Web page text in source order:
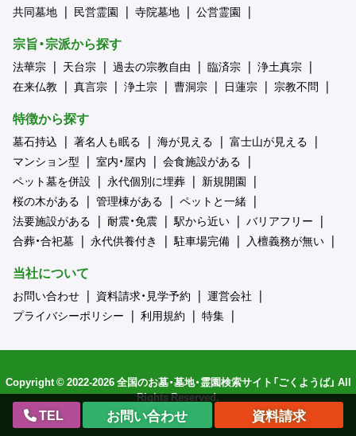
TEL お問い合わせ 資料請求
共同墓地 民営霊園 寺院墓地 公営霊園
宗旨・宗派から探す
法華宗 天台宗 過去の宗教自由 臨済宗
浄土真宗
在来仏教
真言宗 浄土宗 曹洞宗 日蓮宗 宗教不問
特徴から探す
墓石持込 著名人も眠る 海が見える
富士山が見える
マンション型
室内・屋内
会食施設がある
ペット墓を併設
永代個別に埋葬
新規開園
桜の木がある
管理棟がある
ペットと一緒
法要施設がある
耐震・免震 駅から近い
バリアフリー
合葬・合祀墓
永代供養付き 駐車場完備 入檀義務が無い
当社について
お問い合わせ 資料請求・見学予約
運営会社
プライバシーポリシー
利用規約 特集
Copyright © 2022-2026 全国のお墓・墓地・霊園検索サイト「ごくようば」 All
Rights Reserved.